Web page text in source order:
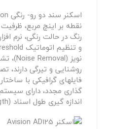
روشنایی و تیرگی
اندازه گیری طول اسناد (Length) می باشد.